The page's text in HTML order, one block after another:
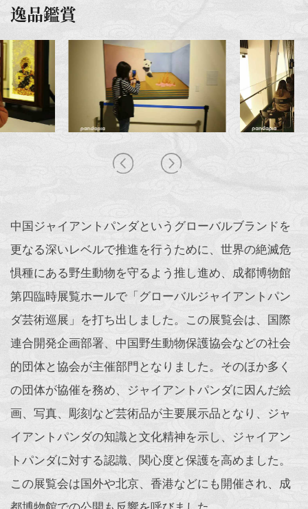
逸品鑑賞
中国ジャイアントパンダというグローバルブランドを
更なる深いレベルで推進を行うために、世界の絶滅危
惧種にある野生動物を守るよう推し進め、成都博物館
第四臨時展覧ホールで「グローバルジャイアントパン
ダ芸術巡展」を打ち出しました。この展覧会は、国際
連合開発企画部署、中国野生動物保護協会などの社会
的団体と協会が主催部門となりました。そのほか多く
の団体が協催を務め、ジャイアントパンダに因んだ絵
画、写真、彫刻など芸術品が主要展示品となり、ジャ
イアントパンダの知識と文化精神を示し、ジャイアン
トパンダに対する認識、関心度と保護を高めました。
この展覧会は国外や北京、香港などにも開催され、成